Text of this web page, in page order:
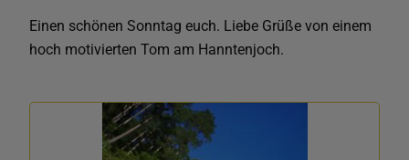
Einen schönen Sonntag euch. Liebe Grüße von einem
hoch motivierten Tom am Hanntenjoch.